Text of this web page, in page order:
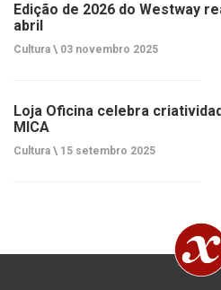
Edição de 2026 do Westway
abril
Cultura \ 03 novembro 2025
Loja Oficina celebra
MICA
Cultura \ 15 setembro 2025